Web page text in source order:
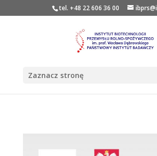
tel. +48 22 606 36 00
Zaznacz stronę